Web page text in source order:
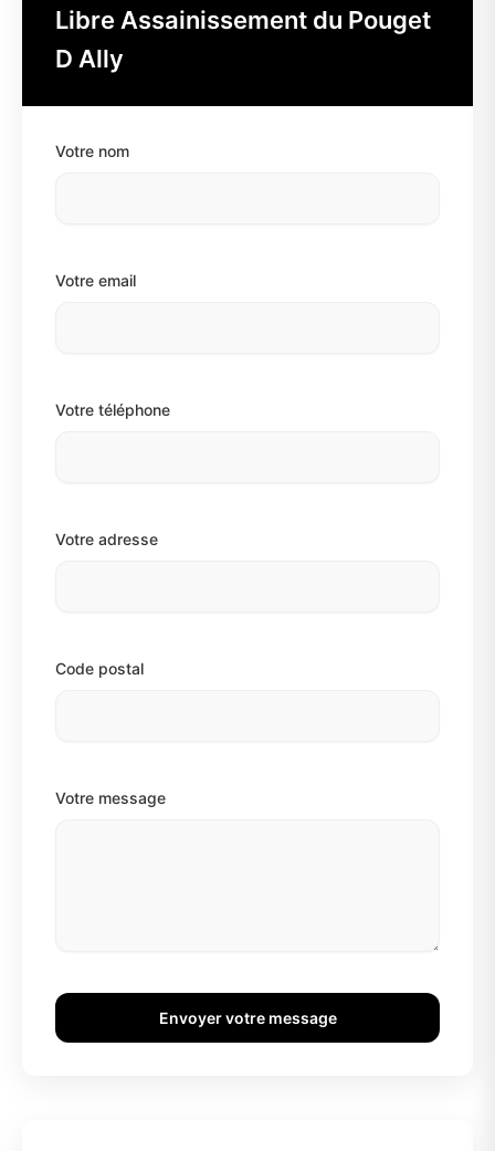
Libre Assainissement du Pouget
D Ally
Votre nom
Votre email
Votre téléphone
Votre adresse
Code postal
Votre message
Envoyer votre message